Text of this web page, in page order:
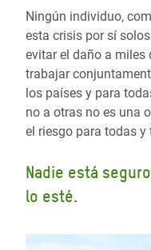
Ningún individuo,
esta crisis por sí
evitar el daño a miles
trabajar
los países y para
no a otras no es una
el riesgo para todas y
Nadie está
lo esté.